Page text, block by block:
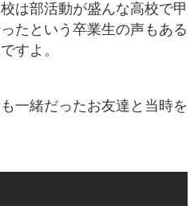
は部活動が盛んな高校で甲
たという卒業生の声もある
すよ。
一緒だったお友達と当時を